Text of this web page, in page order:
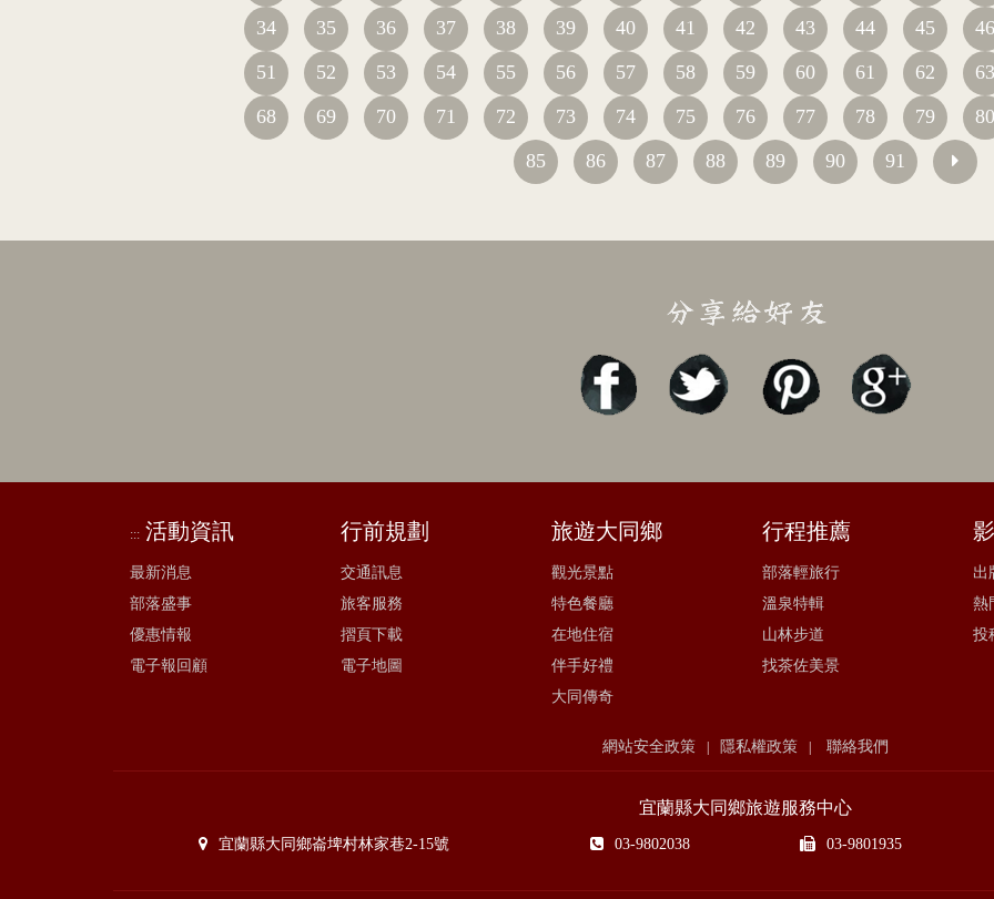
34
35 36 37 38 39 40 41 42 43 44 45
46
51
52 53 54 55 56 57 58 59 60 61 62
63
68
69 70 71 72 73 74 75 76 77 78 79
80
85
86 87 88 89 90 91
::: 活動資訊
最新消息
部落盛事
優惠情報
電子報回顧
行前規劃
交通訊息
旅客服務
摺頁下載
電子地圖
旅遊大同鄉
觀光景點
特色餐廳
在地住宿
伴手好禮
大同傳奇
行程推薦
部落輕旅行
溫泉特輯
山林步道
找茶佐美景
出
熱
投
網站安全政策 | 隱私權政策 | 聯絡我們
宜蘭縣大同鄉旅遊服務中心
宜蘭縣大同鄉崙埤村林家巷2-15號 03-9802038 03-9801935